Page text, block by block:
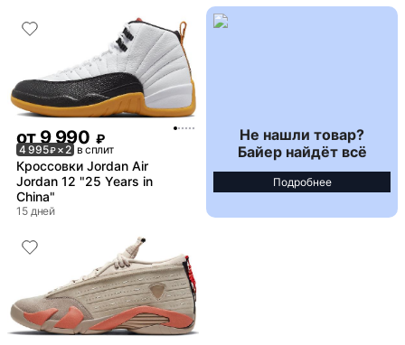
от9 990 ₽
4 995₽× 2 в сплит
Кроссовки Jordan Air
Jordan 12 "25 Years in
China"
15 дней
Не нашли товар?
Байер найдёт всё
Подробнее